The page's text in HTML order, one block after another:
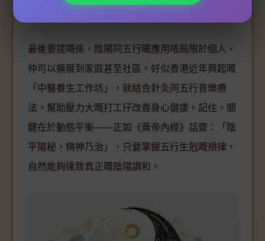
最後要提嘅係，陰陽同五行嘅應用唔局限於個人，
仲可以擴展到家庭甚至社區。好似香港近年興起嘅
「中醫養生工作坊」，就結合針灸同五行音樂療
法，幫助壓力大嘅打工仔改善身心健康。記住，關
鍵在於動態平衡——正如《黃帝內經》話齋：「陰
平陽秘，精神乃治」，只要掌握五行生剋嘅規律，
自然能夠達致真正嘅陰陽調和。